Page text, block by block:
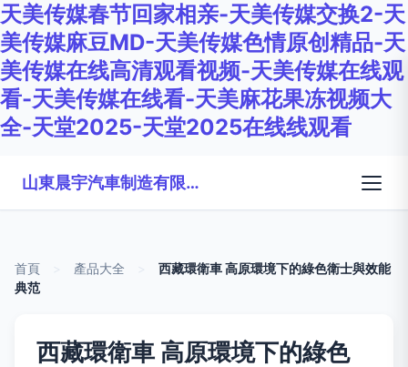
天美传媒春节回家相亲-天美传媒交换2-天
美传媒麻豆MD-天美传媒色情原创精品-天
美传媒在线高清观看视频-天美传媒在线观
看-天美传媒在线看-天美麻花果冻视频大
全-天堂2025-天堂2025在线线观看
山東晨宇汽車制造有限公司
首頁 產品大全
西藏環衛車 高原環境下的綠色衛士與效能
典范
西藏環衛車 高原環境下的綠色